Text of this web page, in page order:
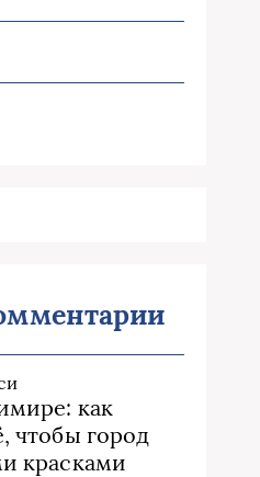
как
чтобы город
красками